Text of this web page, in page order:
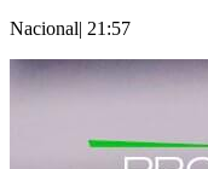
Nacional| 21:57